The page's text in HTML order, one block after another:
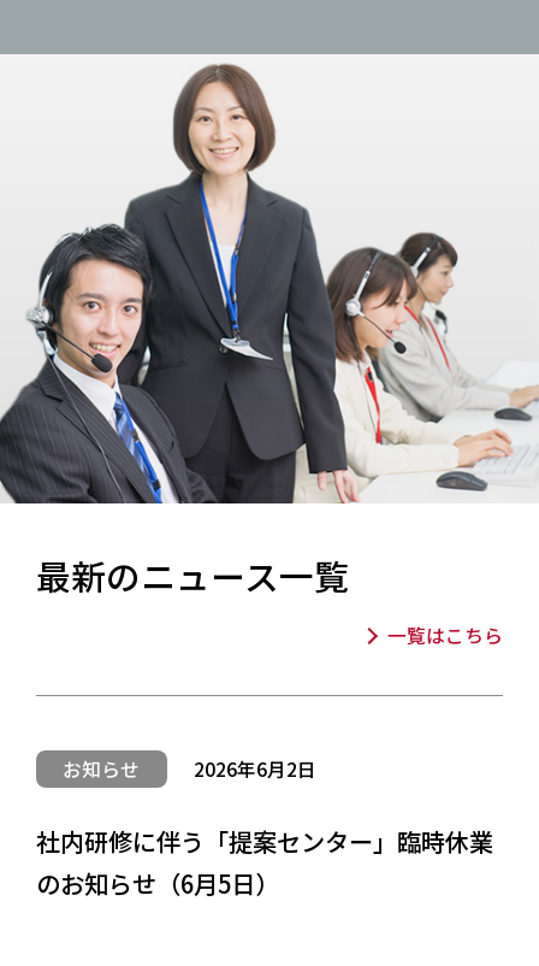
最新のニュース一覧
一覧はこちら
お知らせ 2026年6月2日
社内研修に伴う「提案センター」臨時休業
のお知らせ（6月5日）